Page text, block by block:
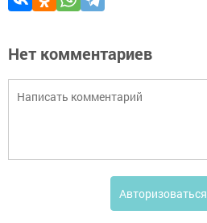
Нет комментариев
Авторизоваться